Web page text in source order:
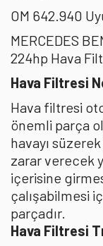
OM 642.940
MERCEDES
224hp Hava
Hava Filtresi
Hava filtresi
önemli parça
havayı
zarar verecek
içerisine
çalışabilmesi
parçadır.
Hava Filtresi